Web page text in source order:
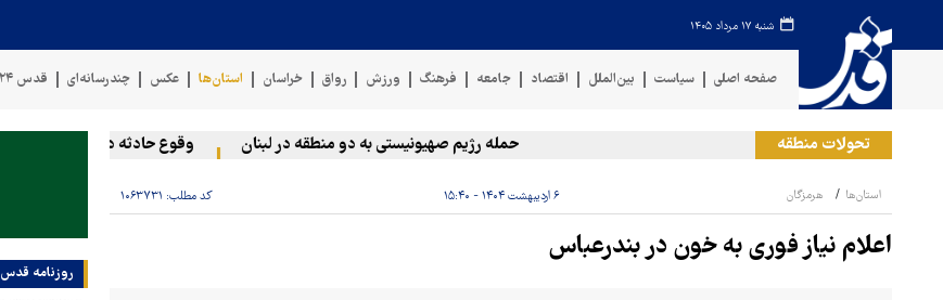
شنبه ۱۷ مرداد ۱۴۰۵
صفحه اصلی سیاست بین‌الملل اقتصاد جامعه فرهنگ ورزش رواق خراسان استان‌ها عکس چندرسانه‌ای قدس ۲۴
تحولات منطقه حمله رژیم صهیونیستی به دو منطقه در لبنان وقوع حادثه دریایی در سواحل عمان
استان‌ها هرمزگان ۶ اردیبهشت ۱۴۰۴ - ۱۵:۴۰ کد مطلب: ۱۰۶۳۷۳۱
اعلام نیاز فوری به خون در بندرعباس
روزنامه قدس